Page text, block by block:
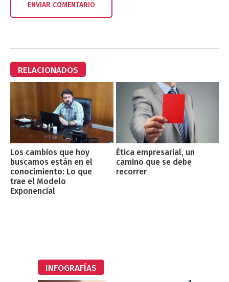
RELACIONADOS
Los cambios que hoy
buscamos están en el
conocimiento: Lo que
trae el Modelo
Exponencial
Ética empresarial, un
camino que se debe
recorrer
INFOGRAFÍAS